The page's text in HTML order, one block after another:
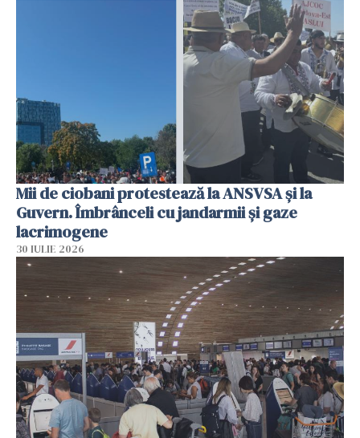
Mii de ciobani protestează la ANSVSA și la
Guvern. Îmbrânceli cu jandarmii și gaze
lacrimogene
30 IULIE 2026